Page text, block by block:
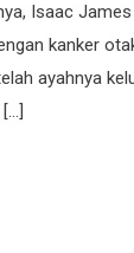
Isaac James
kanker
ayahnya